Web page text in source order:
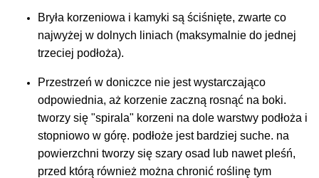
Bryła korzeniowa i kamyki są ściśnięte, zwarte co
najwyżej w dolnych liniach (maksymalnie do jednej
trzeciej podłoża).
Przestrzeń w doniczce nie jest wystarczająco
odpowiednia, aż korzenie zaczną rosnąć na boki.
tworzy się "spirala" korzeni na dole warstwy podłoża i
stopniowo w górę. podłoże jest bardziej suche. na
powierzchni tworzy się szary osad lub nawet pleśń,
przed którą również można chronić roślinę tym